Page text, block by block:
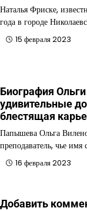
Наталья Фриске,
года в городе
15 февраля 2023
Биография
удивительные
блестящая
Папышева Ольга
преподаватель, чье
16 февраля 2023
Добавить